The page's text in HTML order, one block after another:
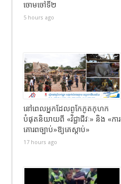
ចោមចៅទី២
5 hours ago
នៅពេលអ្នកដែលពូកែភូតកុហក
បំផុតនិយាយពី «វិជ្ជាជីវៈ» និង «ការ
គោរពច្បាប់»ឱ្យគេស្តាប់»
17 hours ago